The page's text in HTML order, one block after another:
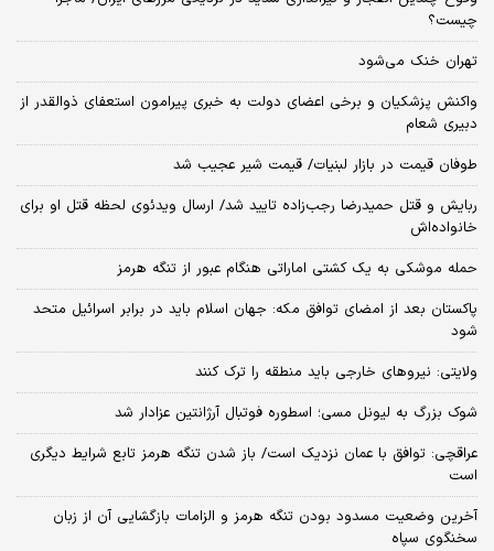
چیست؟
تهران خنک می‌شود
واکنش پزشکیان و برخی اعضای دولت به خبری پیرامون استعفای ذوالقدر از
دبیری شعام
طوفان قیمت در بازار لبنیات/ قیمت شیر عجیب شد
ربایش و قتل حمیدرضا رجب‌زاده تایید شد/ ارسال ویدئوی لحظه قتل او برای
خانواده‌اش
حمله موشکی به یک کشتی اماراتی هنگام عبور از تنگه هرمز
پاکستان بعد از امضای توافق مکه: جهان اسلام باید در برابر اسرائیل متحد
شود
ولایتی: نیروهای خارجی باید منطقه را ترک کنند
شوک بزرگ به لیونل مسی؛ اسطوره فوتبال آرژانتین عزادار شد
عراقچی: توافق با عمان نزدیک است/ باز شدن تنگه هرمز تابع شرایط دیگری
است
آخرین وضعیت مسدود بودن تنگه هرمز و الزامات بازگشایی آن از زبان
سخنگوی سپاه